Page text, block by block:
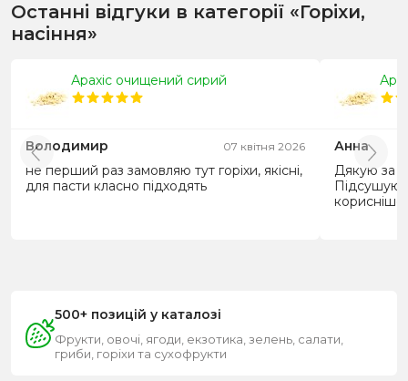
Останні відгуки в категорії «Горіхи,
насіння»
Арахіс очищений сирий
Володимир 07 квітня 2026
не перший раз замовляю тут горіхи, якісні,
для пасти класно підходять
Анна
Дякую за
Підсушую
корисніше
500+ позицій у каталозі
Фрукти, овочі, ягоди, екзотика, зелень, салати,
гриби, горіхи та сухофрукти